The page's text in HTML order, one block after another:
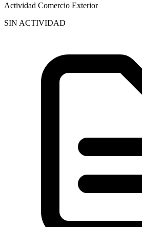
Actividad Comercio Exterior
SIN ACTIVIDAD